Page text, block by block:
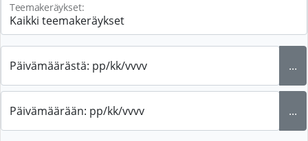
Teemakeräykset:
Päivämäärästä: pp/kk/vvvv ...
Päivämäärään: pp/kk/vvvv ...